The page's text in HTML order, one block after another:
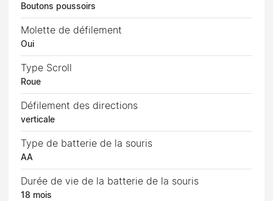
Boutons poussoirs
Molette de défilement
Oui
Type Scroll
Roue
Défilement des directions
verticale
Type de batterie de la souris
AA
Durée de vie de la batterie de la souris
18 mois